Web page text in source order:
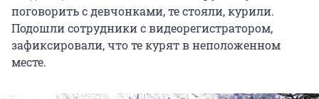
поговорить с девчонками, те стояли, курили.
Подошли сотрудники с видеорегистратором,
зафиксировали, что те курят в неположенном
месте.